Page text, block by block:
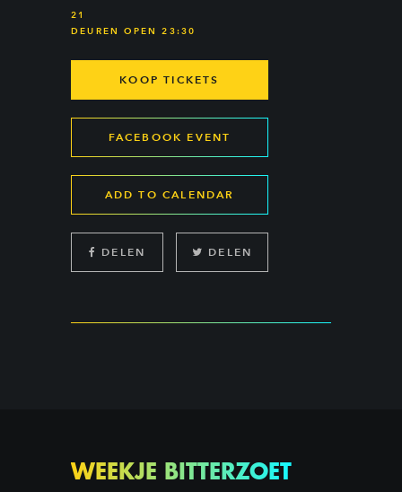
21
DEUREN OPEN 23:30
KOOP TICKETS
FACEBOOK EVENT
ADD TO CALENDAR
DELEN DELEN
WEEKJE BITTERZOET